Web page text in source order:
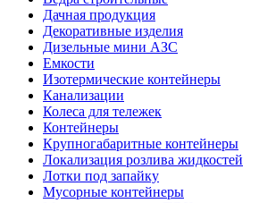
Дачная продукция
Декоративные изделия
Дизельные мини АЗС
Емкости
Изотермические контейнеры
Канализации
Колеса для тележек
Контейнеры
Крупногабаритные контейнеры
Локализация розлива жидкостей
Лотки под запайку
Мусорные контейнеры